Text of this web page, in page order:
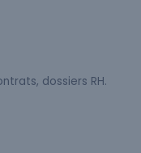
dossiers RH.